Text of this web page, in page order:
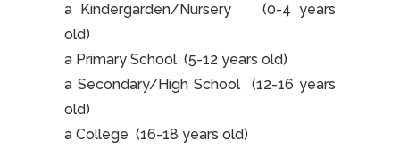
a Kindergarden/Nursery (0-4 years
old)
a Primary School (5-12 years old)
a Secondary/High School (12-16 years
old)
a College (16-18 years old)